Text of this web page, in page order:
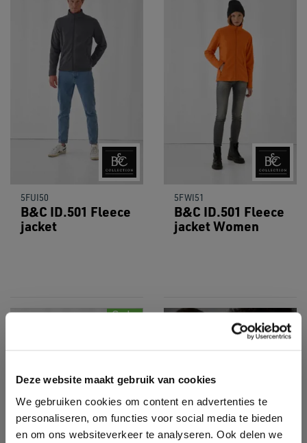
Deze website maakt gebruik van cookies
We gebruiken cookies om content en advertenties te
personaliseren, om functies voor social media te bieden
en om ons websiteverkeer te analyseren. Ook delen we
5FUI50
B&C ID.501 Fleece
jacket
5FWI51
B&C ID.501 Fleece
jacket Women
Sale